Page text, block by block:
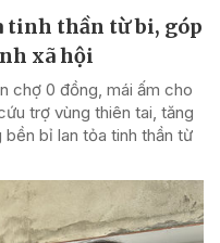
tinh thần từ bi, góp
xã hội
chợ 0 đồng, mái ấm cho
trợ vùng thiên tai, tăng
bỉ lan tỏa tinh thần từ